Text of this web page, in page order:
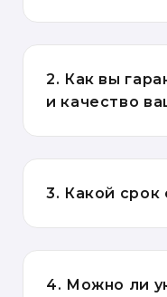
2. Как вы
и качество
3. Какой срок
4. Можно ли